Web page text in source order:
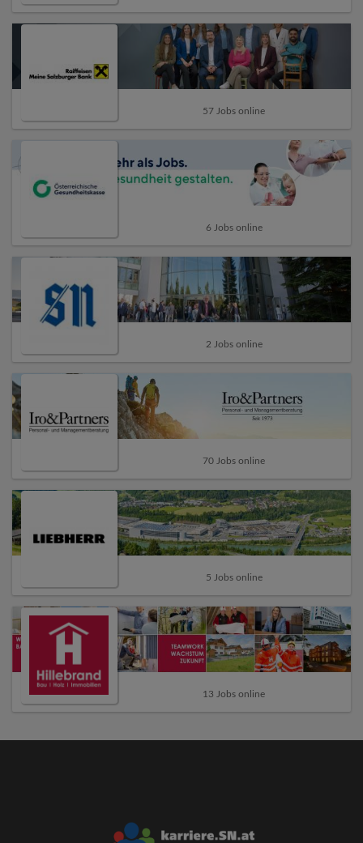
57 Jobs online
6 Jobs online
2 Jobs online
70 Jobs online
5 Jobs online
13 Jobs online